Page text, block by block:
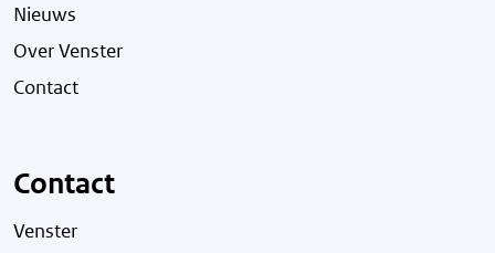
Nieuws
Over Venster
Contact
Contact
Venster